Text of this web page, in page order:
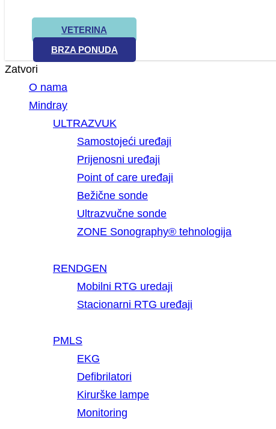
VETERINA
BRZA PONUDA
Zatvori
O nama
Mindray
ULTRAZVUK
Samostojeći uređaji
Prijenosni uređaji
Point of care uređaji
Bežične sonde
Ultrazvučne sonde
ZONE Sonography® tehnologija
RENDGEN
Mobilni RTG uredaji
Stacionarni RTG uređaji
PMLS
EKG
Defibrilatori
Kirurške lampe
Monitoring